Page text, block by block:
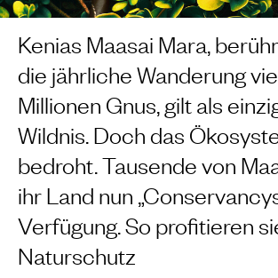
Kenias Maasai Mara,
die jährliche Wanderung
Millionen Gnus, gilt als
Wildnis. Doch das
bedroht. Tausende von
ihr Land nun
Verfügung. So profitieren
Naturschutz